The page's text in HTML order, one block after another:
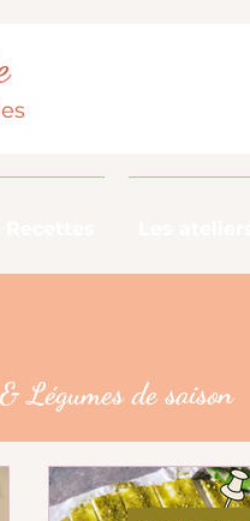
Légumes de saison
croyances alimentaires